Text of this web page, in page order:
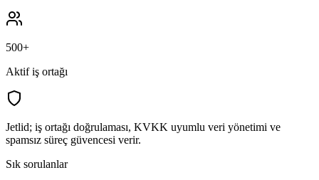
500+
Aktif iş ortağı
Jetlid; iş ortağı doğrulaması, KVKK uyumlu veri yönetimi ve
spamsız süreç güvencesi verir.
Sık sorulanlar